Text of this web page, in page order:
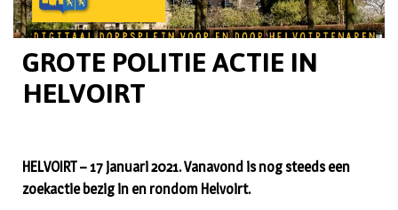
GROTE POLITIE ACTIE IN
HELVOIRT
HELVOIRT – 17 januari 2021. Vanavond is nog steeds een
zoekactie bezig in en rondom Helvoirt.